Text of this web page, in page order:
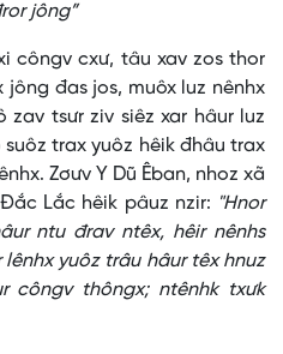
jông”
cxư, tâu xav zos thor
đas jos, muôx luz nênhx
zav tsưr ziv siêz xar hâur luz
trax yuôz hêik đhâu trax
Zơưv Y Dũ Êban, nhoz xã
Lắc hêik pâuz nzir: "Hnor
ntu đrav ntêx, hêir nênhs
yuôz trâu hâur têx hnuz
côngv thôngx; ntênhk txưk